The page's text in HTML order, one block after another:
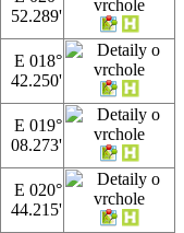
52.289'
E 018°
42.250'
E 019°
08.273'
E 020°
44.215'